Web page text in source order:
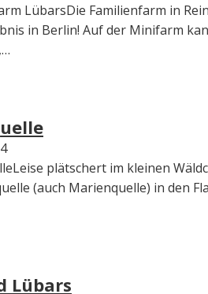
LübarsDie Familienfarm in
in Berlin! Auf der Minifarm
plätschert im kleinen
(auch Marienquelle) in den
Lübars